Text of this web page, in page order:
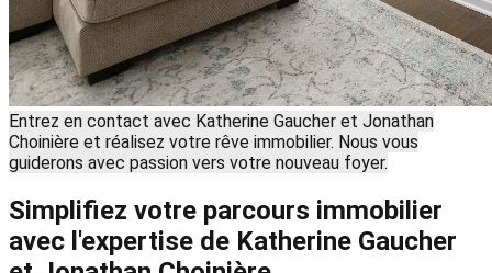
Entrez en contact avec Katherine Gaucher et Jonathan
Choinière et réalisez votre rêve immobilier. Nous vous
guiderons avec passion vers votre nouveau foyer.
Simplifiez votre parcours immobilier
avec l'expertise de Katherine Gaucher